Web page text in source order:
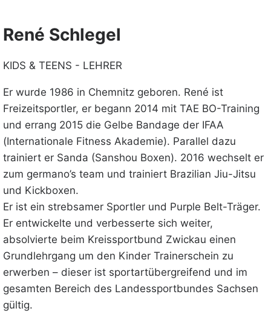
René Schlegel
KIDS & TEENS - LEHRER
Er wurde 1986 in Chemnitz geboren. René ist
Freizeitsportler, er begann 2014 mit TAE BO-Training
und errang 2015 die Gelbe Bandage der IFAA
(Internationale Fitness Akademie). Parallel dazu
trainiert er Sanda (Sanshou Boxen). 2016 wechselt er
zum germano’s team und trainiert Brazilian Jiu-Jitsu
und Kickboxen.
Er ist ein strebsamer Sportler und Purple Belt-Träger.
Er entwickelte und verbesserte sich weiter,
absolvierte beim Kreissportbund Zwickau einen
Grundlehrgang um den Kinder Trainerschein zu
erwerben – dieser ist sportartübergreifend und im
gesamten Bereich des Landessportbundes Sachsen
gültig.